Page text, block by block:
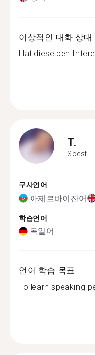
이상적인 대화 상대
Hat dieselben
T.
Soest
구사언어
아제르바이잔어
학습언어
독일어
언어 학습 목표
To learn speaking